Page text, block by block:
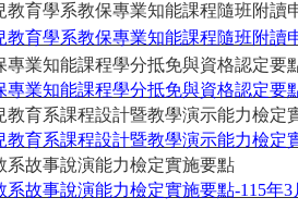
教育學系教保專業知能課程隨班附讀
教育學系教保專業知能課程隨班附讀
專業知能課程學分抵免與資格認定要
專業知能課程學分抵免與資格認定要
教育系課程設計暨教學演示能力檢定
教育系課程設計暨教學演示能力檢定
系故事說演能力檢定實施要點
系故事說演能力檢定實施要點-115年